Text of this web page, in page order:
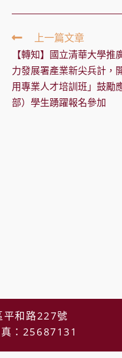
Read
more
articles
上一篇文章
【轉知】國立清華大學
力發展署產業新尖兵計，
用專業人才培訓班」鼓勵
部）學生踴躍報名參加
平和路227號
：25687131